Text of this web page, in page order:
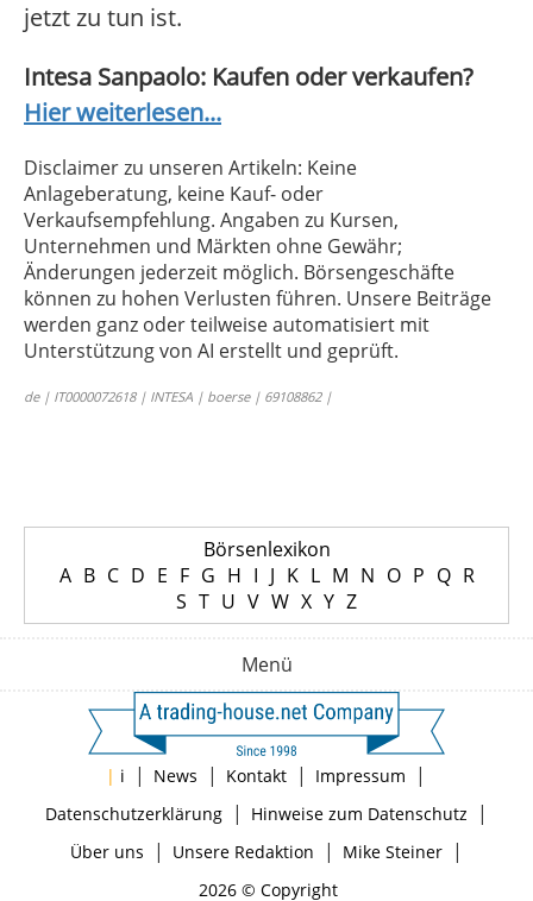
jetzt zu tun ist.
Intesa Sanpaolo: Kaufen oder verkaufen?
Hier weiterlesen...
Disclaimer zu unseren Artikeln: Keine
Anlageberatung, keine Kauf- oder
Verkaufsempfehlung. Angaben zu Kursen,
Unternehmen und Märkten ohne Gewähr;
Änderungen jederzeit möglich. Börsengeschäfte
können zu hohen Verlusten führen. Unsere Beiträge
werden ganz oder teilweise automatisiert mit
Unterstützung von AI erstellt und geprüft.
de | IT0000072618 | INTESA | boerse | 69108862 |
Börsenlexikon
A B C D E F G H I J K L M N O P Q R
S T U V W X Y Z
Menü
| i | News | Kontakt | Impressum |
Datenschutzerklärung| Hinweise zum Datenschutz |
Über uns | Unsere Redaktion | Mike Steiner|
2026 © Copyright